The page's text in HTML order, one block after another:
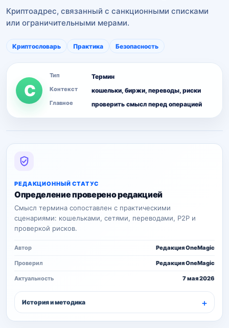
Криптоадрес, связанный с санкционными списками
или ограничительными мерами.
Криптословарь Практика Безопасность
С
Тип Термин
Контекст кошельки, биржи, переводы, риски
Главное проверить смысл перед операцией
РЕДАКЦИОННЫЙ СТАТУС
Определение проверено редакцией
Смысл термина сопоставлен с практическими
сценариями: кошельками, сетями, переводами, P2P и
проверкой рисков.
Автор Редакция OneMagic
Проверил Редакция OneMagic
Актуальность 7 мая 2026
История и методика